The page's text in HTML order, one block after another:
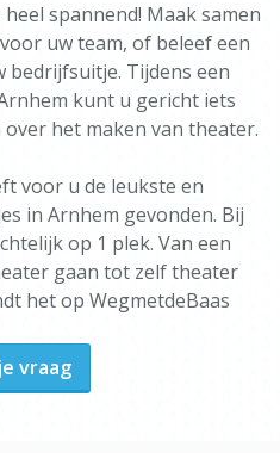
spannend! Maak samen
uw team, of beleef een
Tijdens een
kunt u gericht iets
het maken van theater.
voor u de leukste en
in Arnhem gevonden. Bij
op 1 plek. Van een
gaan tot zelf theater
het op WegmetdeBaas
vraag